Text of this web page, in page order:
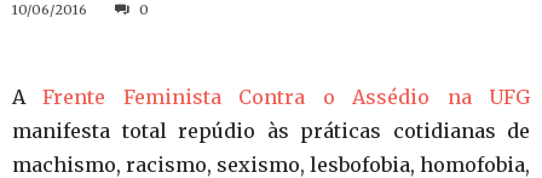
10/06/2016 0
AFrente Feminista Contra o Assédio na UFG
manifesta total repúdio às práticas cotidianas de
machismo, racismo, sexismo, lesbofobia, homofobia,